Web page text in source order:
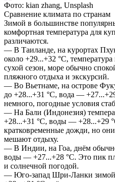
Фото: kian zhang, Unsplash
Сравнение климата по странам
Зимой в большинстве
комфортная температура для
различаются.
— В Таиланде, на курортах
около +29...+32 °C,
сухой сезон, море обычно
пляжного отдыха и экскурсий.
— Во Вьетнаме, на острове
до +28...+31 °C, вода —
немного, погодные условия
— На Бали (Индонезия)
+28...+31 °C, воды — +28...+29
кратковременные дожди, но
мешают отдыху.
— В Индии, на Гоа, днём
воды — +27...+28 °C. Это пик
и солнечной погодой.
— Юго-запад Шри-Ланки зимой